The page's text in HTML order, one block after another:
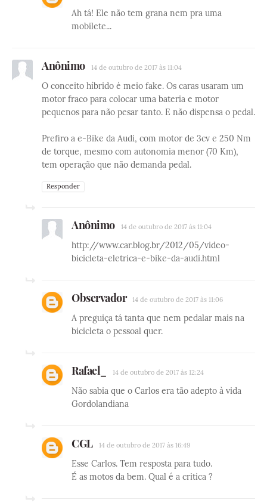
Ah tá! Ele não tem grana nem pra uma
mobilete...
Anônimo 14 de outubro de 2017 às 11:04
O conceito híbrido é meio fake. Os caras usaram um
motor fraco para colocar uma bateria e motor
pequenos para não pesar tanto. E não dispensa o pedal.
Prefiro a e-Bike da Audi, com motor de 3cv e 250 Nm
de torque, mesmo com autonomia menor (70 Km),
tem operação que não demanda pedal.
Responder
Anônimo 14 de outubro de 2017 às 11:04
http://www.car.blog.br/2012/05/video-
bicicleta-eletrica-e-bike-da-audi.html
Observador 14 de outubro de 2017 às 11:06
A preguiça tá tanta que nem pedalar mais na
bicicleta o pessoal quer.
Rafael_ 14 de outubro de 2017 às 12:24
Não sabia que o Carlos era tão adepto à vida
Gordolandiana
CGL 14 de outubro de 2017 às 16:49
Esse Carlos. Tem resposta para tudo.
É as motos da bem. Qual é a critica ?